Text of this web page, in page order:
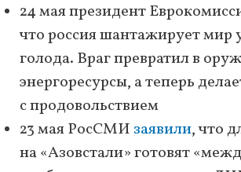
24 мая президент
что россия шантажирует мир
голода. Враг превратил в
энергоресурсы, а теперь
с продовольствием
23 мая РосСМИ заявили, что
на «Азовстали» готовят